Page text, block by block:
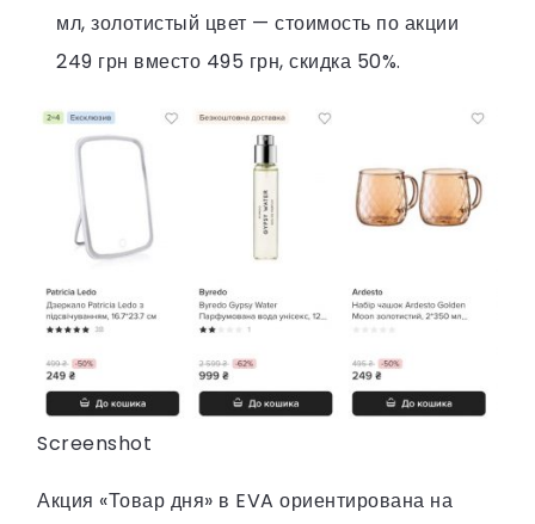
мл, золотистый цвет — стоимость по акции
249 грн вместо 495 грн, скидка 50%.
Screenshot
Акция «Товар дня» в EVA ориентирована на